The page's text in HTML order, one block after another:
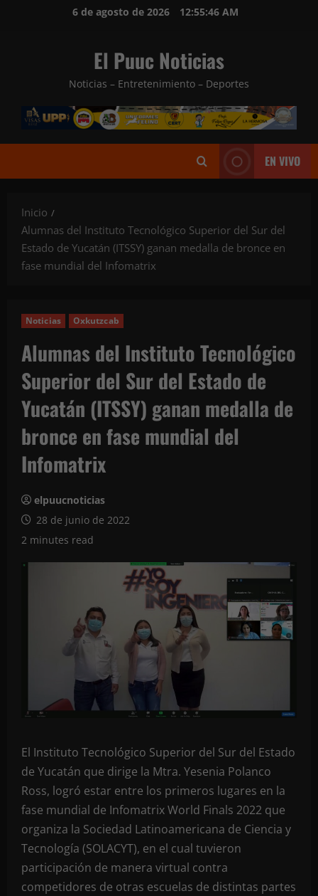
6 de agosto de 2026 12:55:48 AM
El Puuc Noticias
Noticias – Entretenimiento – Deportes
EN VIVO
Inicio
Alumnas del Instituto Tecnológico Superior del Sur del
Estado de Yucatán (ITSSY) ganan medalla de bronce en
fase mundial del Infomatrix
Noticias Oxkutzcab
Alumnas del Instituto Tecnológico
Superior del Sur del Estado de
Yucatán (ITSSY) ganan medalla de
bronce en fase mundial del
Infomatrix
elpuucnoticias
28 de junio de 2022
2 minutes read
El Instituto Tecnológico Superior del Sur del Estado
de Yucatán que dirige la Mtra. Yesenia Polanco
Ross, logró estar entre los primeros lugares en la
fase mundial de Infomatrix World Finals 2022 que
organiza la Sociedad Latinoamericana de Ciencia y
Tecnología (SOLACYT), en el cual tuvieron
participación de manera virtual contra
competidores de otras escuelas de distintas partes